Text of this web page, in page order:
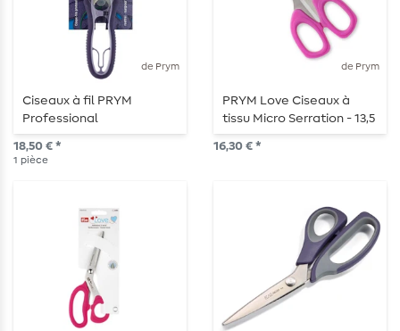
de Prym
Ciseaux à fil PRYM
Professional
18,50 € *
1 pièce
de Prym
PRYM Love Ciseaux à
tissu Micro Serration - 13,5
cm - rose
16,30 € *